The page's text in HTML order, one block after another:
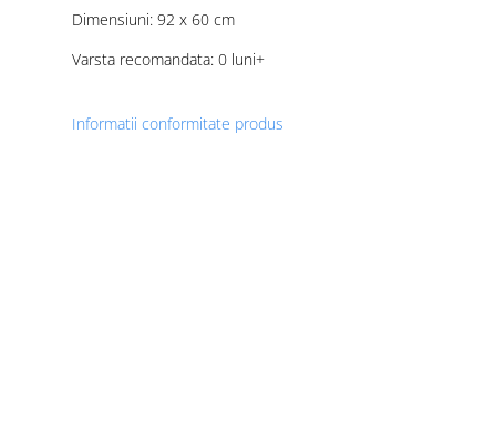
Dimensiuni: 92 x 60 cm
Varsta recomandata: 0 luni+
Informatii conformitate produs